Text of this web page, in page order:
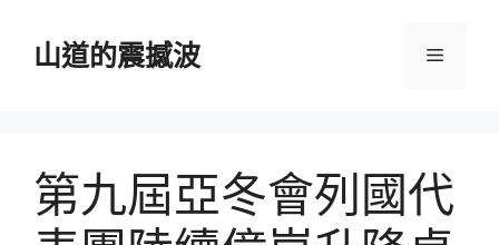
山道的震撼波 選
第九屆亞冬會列國代